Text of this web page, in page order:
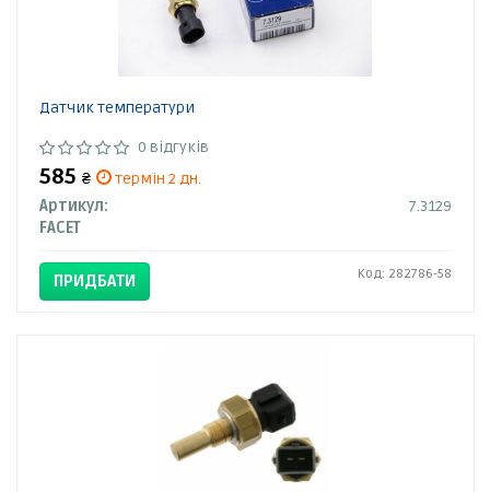
Датчик температури
0 відгуків
585 ₴
термін 2 дн.
Артикул:
7.3129
FACET
ПРИДБАТИ Код: 282786-58